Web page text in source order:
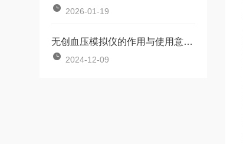
2026-01-19
无创血压模拟仪的作用与使用意义科普
2024-12-09